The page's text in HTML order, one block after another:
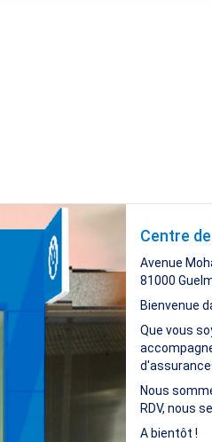
Centre
Avenue
81000
Bienvenue
Que vous
Nous
RDV, nous
A bientôt !